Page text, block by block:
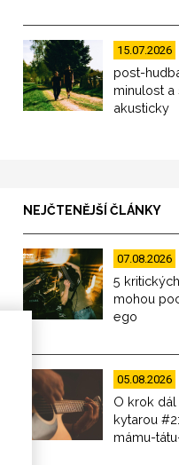
15.07.2026
post-
minulost a
akusticky
NEJČTENĚJŠÍ ČLÁNKY
07.08.2026
5
mohou
ego
05.08.2026
O krok
kytarou
mámu-